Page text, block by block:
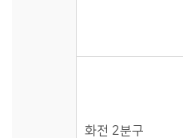
화전 2분구